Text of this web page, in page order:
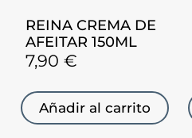
REINA CREMA DE
AFEITAR 150ML
7,90€
Añadir al carrito